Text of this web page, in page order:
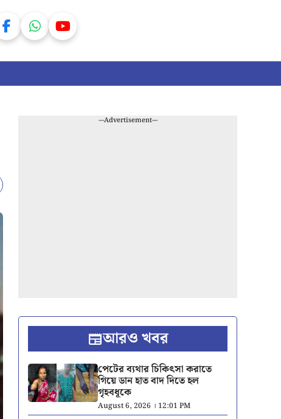
---Advertisement---
আরও খবর
পেটের ব্যথার চিকিৎসা করাতে
গিয়ে ডান হাত বাদ দিতে হল
গৃহবধূকে
August 6, 2026 । 12:01 PM